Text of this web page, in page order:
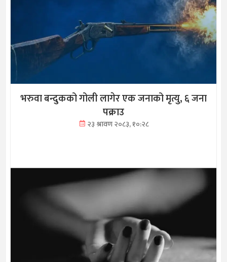
भरुवा बन्दुकको गोली लागेर एक जनाको मृत्यु, ६ जना
पक्राउ
२३ श्रावण २०८३, १०:२८